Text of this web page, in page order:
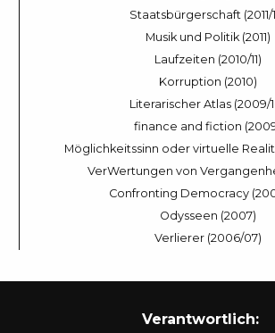
Staatsbürgerschaft (2011/
Musik und Politik (2011)
Laufzeiten (2010/11)
Korruption (2010)
Literarischer Atlas (2009/
finance and fiction
Möglichkeitssinn oder virtuelle
VerWertungen von
Confronting Democracy
Odysseen (2007)
Verlierer (2006/07)
Verantwortlich: